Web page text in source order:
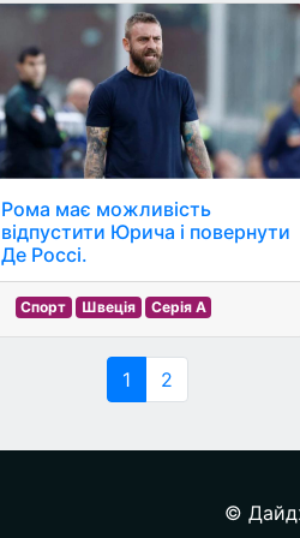
Рома має можливість
відпустити Юрича і повернути
Де Россі.
Спорт Швеція Серія A
1 2
©